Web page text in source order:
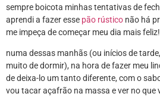
sempre boicota minhas tentativas de
aprendi a fazer esse pão rústico não há
me impeça de começar meu dia mais feliz!
numa dessas manhãs (ou inícios de
muito de dormir), na hora de fazer meu
de deixa-lo um tanto diferente, com o
vou tacar açafrão na massa e ver no que